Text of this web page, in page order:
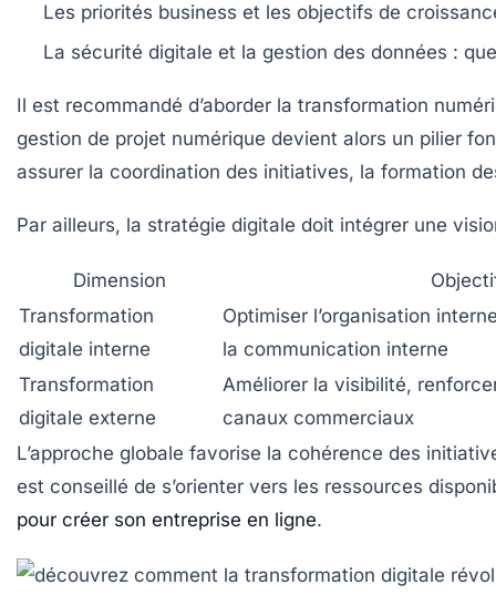
Les priorités business et les objectifs de
La sécurité digitale et la gestion des données :
Il est recommandé d’aborder la transformation
gestion de projet numérique devient alors un pilier
assurer la coordination des initiatives, la formation
Par ailleurs, la stratégie digitale doit intégrer une
Dimension
Transformation
digitale interne
Optimiser l’organisation
la communication interne
Transformation
digitale externe
Améliorer la visibilité,
canaux commerciaux
L’approche globale favorise la cohérence des
est conseillé de s’orienter vers les ressources
pour créer son entreprise en ligne.